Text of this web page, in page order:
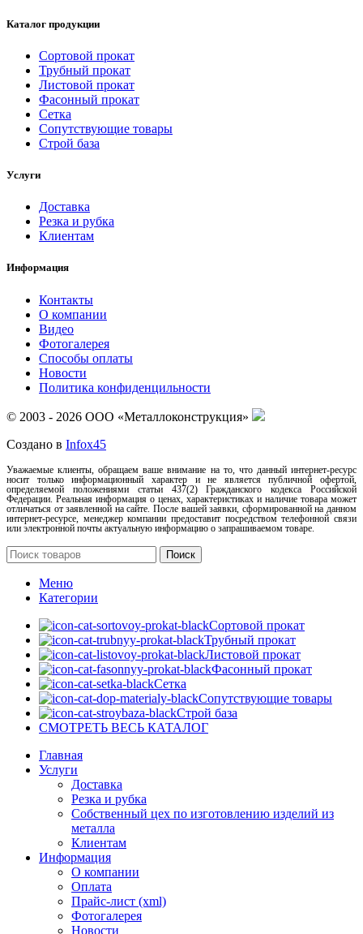
Каталог продукции
Сортовой прокат
Трубный прокат
Листовой прокат
Фасонный прокат
Сетка
Сопутствующие товары
Строй база
Услуги
Доставка
Резка и рубка
Клиентам
Информация
Контакты
О компании
Видео
Фотогалерея
Способы оплаты
Новости
Политика конфиденцильности
© 2003 - 2026 ООО «Металлоконструкция»
Создано в Infox45
Уважаемые клиенты, обращаем ваше внимание на то, что данный интернет-ресурс
носит только информационный характер и не является публичной офертой,
определяемой положениями статьи 437(2) Гражданского кодекса Российской
Федерации. Реальная информация о ценах, характеристиках и наличие товара может
отличаться от заявленной на сайте. После вашей заявки, сформированной на данном
интернет-ресурсе, менеджер компании предоставит посредством телефонной связи
или электронной почты актуальную информацию о запрашиваемом товаре.
Поиск
Меню
Категории
Сортовой прокат
Трубный прокат
Листовой прокат
Фасонный прокат
Сетка
Сопутствующие товары
Строй база
СМОТРЕТЬ ВЕСЬ КАТАЛОГ
Главная
Услуги
Доставка
Резка и рубка
Собственный цех по изготовлению изделий из
металла
Клиентам
Информация
О компании
Оплата
Прайс-лист (xml)
Фотогалерея
Новости